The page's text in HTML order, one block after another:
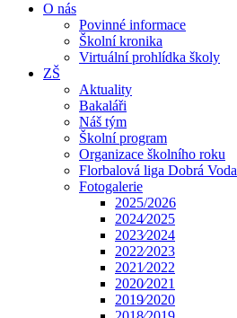
O nás
Povinné informace
Školní kronika
Virtuální prohlídka školy
ZŠ
Aktuality
Bakaláři
Náš tým
Školní program
Organizace školního roku
Florbalová liga Dobrá Voda
Fotogalerie
2025/2026
2024⁄2025
2023⁄2024
2022⁄2023
2021⁄2022
2020⁄2021
2019⁄2020